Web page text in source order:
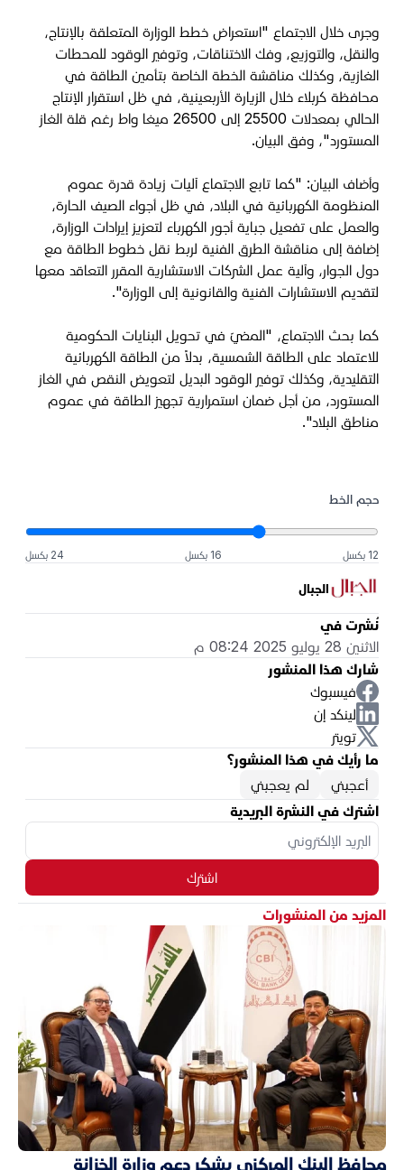
وجرى خلال الاجتماع "استعراض خطط الوزارة المتعلقة بالإنتاج،
والنقل، والتوزيع، وفك الاختناقات، وتوفير الوقود للمحطات
الغازية، وكذلك مناقشة الخطة الخاصة بتأمين الطاقة في
محافظة كربلاء خلال الزيارة الأربعينية، في ظل استقرار الإنتاج
الحالي بمعدلات 25500 إلى 26500 ميغا واط رغم قلة الغاز
المستورد"، وفق البيان.
وأضاف البيان: "كما تابع الاجتماع آليات زيادة قدرة عموم
المنظومة الكهربائية في البلاد، في ظل أجواء الصيف الحارة،
والعمل على تفعيل جباية أجور الكهرباء لتعزيز إيرادات الوزارة،
إضافة إلى مناقشة الطرق الفنية لربط نقل خطوط الطاقة مع
دول الجوار، وآلية عمل الشركات الاستشارية المقرر التعاقد معها
لتقديم الاستشارات الفنية والقانونية إلى الوزارة".
كما بحث الاجتماع، "المضيّ في تحويل البنايات الحكومية
للاعتماد على الطاقة الشمسية، بدلاً من الطاقة الكهربائية
التقليدية، وكذلك توفير الوقود البديل لتعويض النقص في الغاز
المستورد، من أجل ضمان استمرارية تجهيز الطاقة في عموم
مناطق البلاد".
حجم الخط
12 بكسل 16 بكسل 24 بكسل
الجبال
نُشرت في
الاثنين 28 يوليو 2025 08:24 م
شارك هذا المنشور
فيسبوك
لينكد إن
تويتر
ما رأيك في هذا المنشور؟
أعجبني
لم يعجبني
اشترك في النشرة البريدية
اشترك
المزيد من المنشورات
محافظ البنك المركزي يشكر دعم وزارة الخزانة